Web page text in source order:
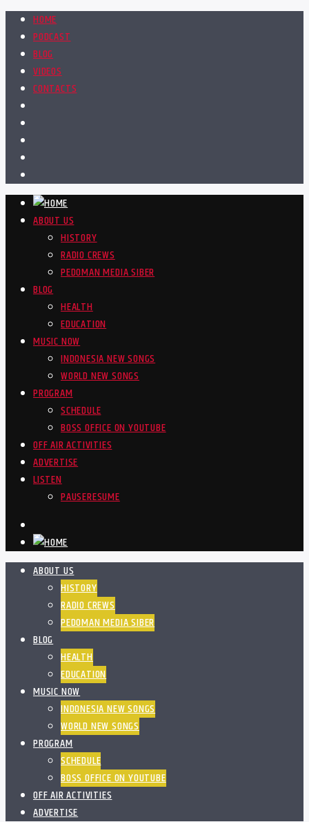
HOME
PODCAST
BLOG
VIDEOS
CONTACTS
ABOUT US
HISTORY
RADIO CREWS
PEDOMAN MEDIA SIBER
BLOG
HEALTH
EDUCATION
MUSIC NOW
INDONESIA NEW SONGS
WORLD NEW SONGS
PROGRAM
SCHEDULE
BOSS OFFICE ON YOUTUBE
OFF AIR ACTIVITIES
ADVERTISE
LISTEN
PAUSERESUME
ABOUT US
HISTORY
RADIO CREWS
PEDOMAN MEDIA SIBER
BLOG
HEALTH
EDUCATION
MUSIC NOW
INDONESIA NEW SONGS
WORLD NEW SONGS
PROGRAM
SCHEDULE
BOSS OFFICE ON YOUTUBE
OFF AIR ACTIVITIES
ADVERTISE